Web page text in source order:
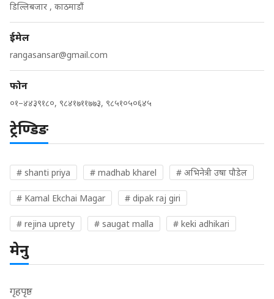
डिल्लिबजार , काठमाडौं
ईमेल
rangasansar@gmail.com
फोन
०१–४४३९१८०, ९८४१७११७७३, ९८५१०५०६४५
ट्रेण्डिङ
# shanti priya # madhab kharel # अभिनेत्री उषा पौडेल
# Kamal Ekchai Magar # dipak raj giri
# rejina uprety # saugat malla # keki adhikari
मेनु
गृहपृष्ठ